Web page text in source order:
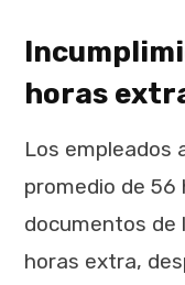
horas
Los empleados
promedio de 56
documentos de
horas extra,